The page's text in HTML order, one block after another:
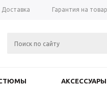
Доставка Гарантия на товар
АКСЕССУАРЫ